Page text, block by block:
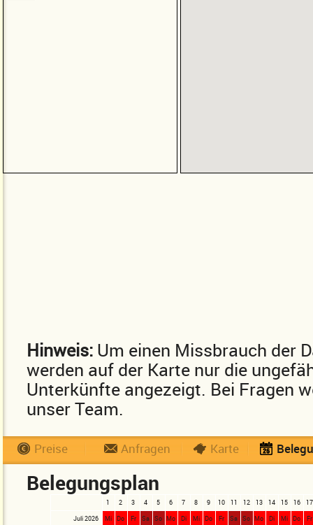
Hinweis: Um einen Missbrauch der
werden auf der Karte nur die
Unterkünfte angezeigt. Bei Fragen
unser Team.
Preise Anfragen Karte
Belegungsplan
1 2 3 4 5 6 7 8 9 10 11 12 13 14 15 16
17
Juli 2026
Mi Do Fr Sa So Mo Di Mi Do Fr Sa So Mo Di Mi Do
Fr